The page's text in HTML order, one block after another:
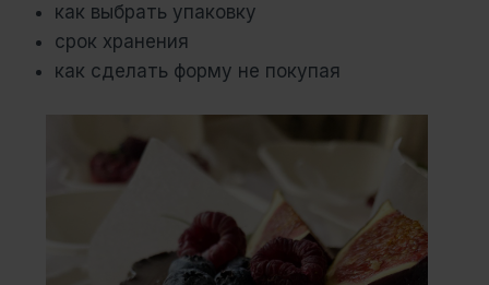
как выбрать упаковку
срок хранения
как сделать форму не покупая